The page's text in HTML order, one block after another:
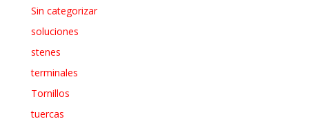
Sin categorizar
soluciones
stenes
terminales
Tornillos
tuercas